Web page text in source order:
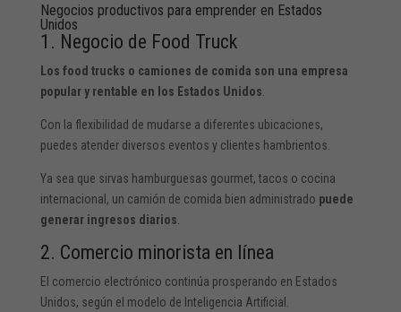
Negocios productivos para emprender en Estados
Unidos
1. Negocio de Food Truck
Los food trucks o camiones de comida son una empresa
popular y rentable en los Estados Unidos
Con la flexibilidad de mudarse a diferentes ubicaciones,
puedes atender diversos eventos y clientes hambrientos.
Ya sea que sirvas hamburguesas gourmet, tacos o cocina
internacional, un camión de comida bien administrado puede
generar ingresos diarios
2. Comercio minorista en línea
El comercio electrónico continúa prosperando en Estados
Unidos, según el modelo de Inteligencia Artificial.